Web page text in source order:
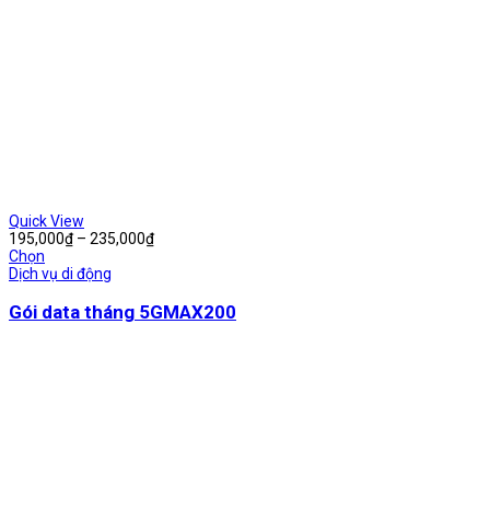
Quick View
195,000₫ – 235,000₫Khoảng
đến
235,000₫
Chọn
Dịch vụ di động
Gói data tháng 5GMAX200